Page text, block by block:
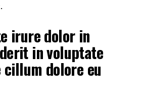
irure dolor in
in voluptate
dolore eu